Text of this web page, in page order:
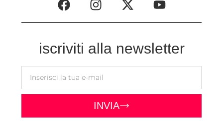
iscriviti alla newsletter
INVIA